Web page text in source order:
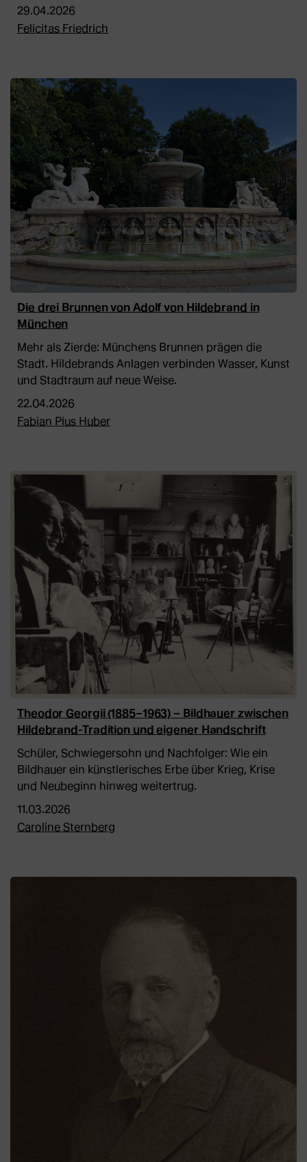
29.04.2026
Felicitas Friedrich
Die drei Brunnen von Adolf von Hildebrand in
München
Mehr als Zierde: Münchens Brunnen prägen die
Stadt. Hildebrands Anlagen verbinden Wasser, Kunst
und Stadtraum auf neue Weise.
22.04.2026
Fabian Pius Huber
Theodor Georgii (1885–1963) – Bildhauer zwischen
Hildebrand-Tradition und eigener Handschrift
Schüler, Schwiegersohn und Nachfolger: Wie ein
Bildhauer ein künstlerisches Erbe über Krieg, Krise
und Neubeginn hinweg weitertrug.
11.03.2026
Caroline Sternberg